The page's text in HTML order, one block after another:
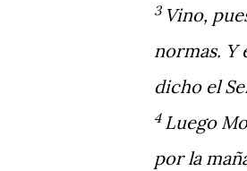
3 Vino,
normas. Y
dicho el
4 Luego
por la